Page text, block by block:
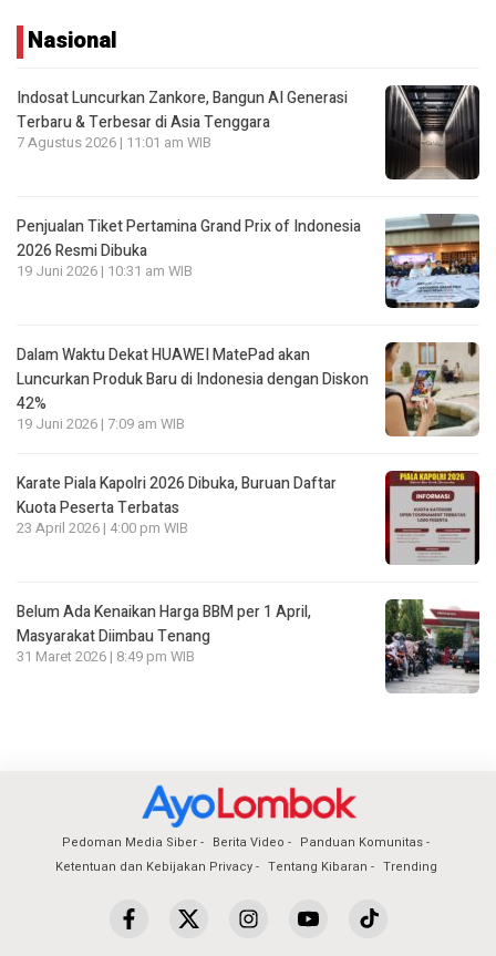
Nasional
Indosat Luncurkan Zankore, Bangun AI Generasi
Terbaru & Terbesar di Asia Tenggara
7 Agustus 2026 | 11:01 am WIB
Penjualan Tiket Pertamina Grand Prix of Indonesia
2026 Resmi Dibuka
19 Juni 2026 | 10:31 am WIB
Dalam Waktu Dekat HUAWEI MatePad akan
Luncurkan Produk Baru di Indonesia dengan Diskon
42%
19 Juni 2026 | 7:09 am WIB
Karate Piala Kapolri 2026 Dibuka, Buruan Daftar
Kuota Peserta Terbatas
23 April 2026 | 4:00 pm WIB
Belum Ada Kenaikan Harga BBM per 1 April,
Masyarakat Diimbau Tenang
31 Maret 2026 | 8:49 pm WIB
Pedoman Media Siber Berita Video
Panduan Komunitas
Ketentuan dan Kebijakan Privacy
Tentang Kibaran Trending